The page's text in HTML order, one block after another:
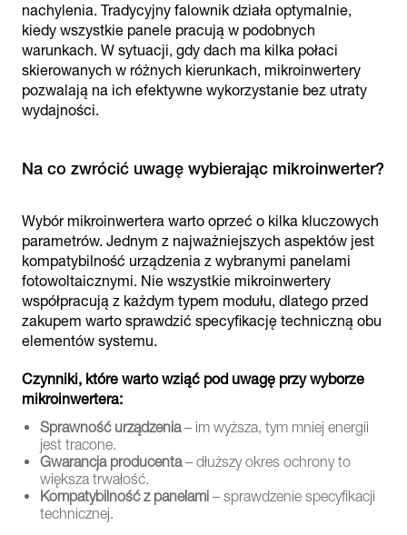
nachylenia. Tradycyjny falownik działa optymalnie,
kiedy wszystkie panele pracują w podobnych
warunkach. W sytuacji, gdy dach ma kilka połaci
skierowanych w różnych kierunkach, mikroinwertery
pozwalają na ich efektywne wykorzystanie bez utraty
wydajności.
Na co zwrócić uwagę wybierając mikroinwerter?
Wybór mikroinwertera warto oprzeć o kilka kluczowych
parametrów. Jednym z najważniejszych aspektów jest
kompatybilność urządzenia z wybranymi panelami
fotowoltaicznymi. Nie wszystkie mikroinwertery
współpracują z każdym typem modułu, dlatego przed
zakupem warto sprawdzić specyfikację techniczną obu
elementów systemu.
Czynniki, które warto wziąć pod uwagę przy wyborze
mikroinwertera:
Sprawność urządzenia– im wyższa, tym mniej energii
jest tracone.
Gwarancja producenta– dłuższy okres ochrony to
większa trwałość.
Kompatybilność z panelami – sprawdzenie specyfikacji
technicznej.